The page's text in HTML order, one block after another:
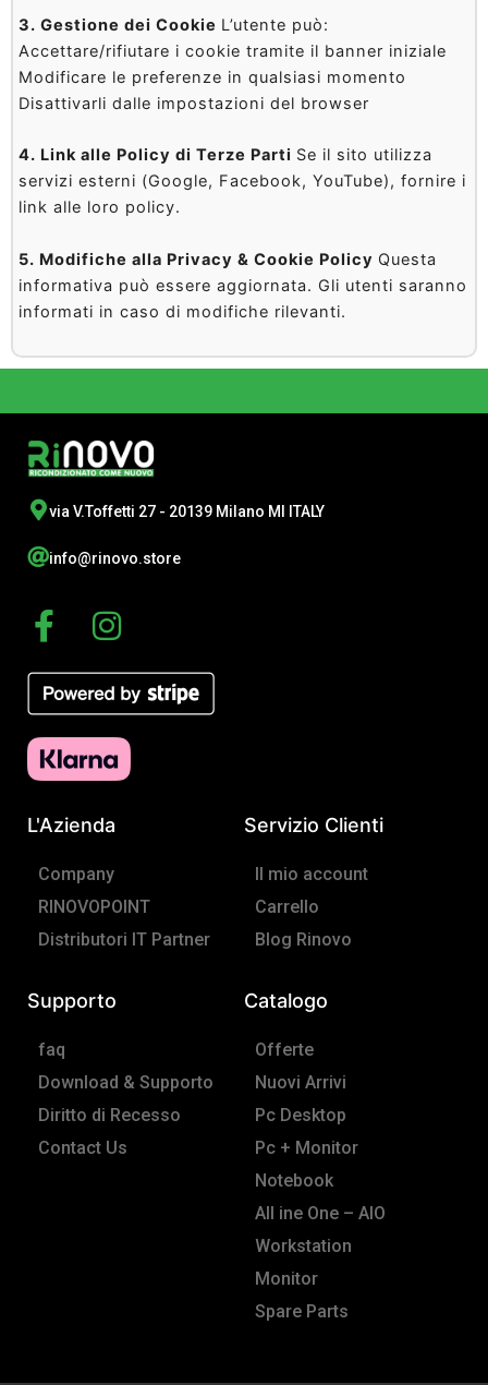
3. Gestione dei Cookie L’utente può:
Accettare/rifiutare i cookie tramite il banner iniziale
Modificare le preferenze in qualsiasi momento
Disattivarli dalle impostazioni del browser
4. Link alle Policy di Terze Parti Se il sito utilizza
servizi esterni (Google, Facebook, YouTube), fornire i
link alle loro policy.
5. Modifiche alla Privacy & Cookie Policy Questa
informativa può essere aggiornata. Gli utenti saranno
informati in caso di modifiche rilevanti.
via V.Toffetti 27 - 20139 Milano MI ITALY
info@rinovo.store
F
a
c
e
b
o
k
-
f
I
n
s
t
a
g
a
m
L'Azienda
Company
RINOVOPOINT
Distributori IT Partner
Servizio Clienti
Il mio account
Carrello
Blog Rinovo
Supporto
faq
Download & Supporto
Diritto di Recesso
Contact Us
Catalogo
Offerte
Nuovi Arrivi
Pc Desktop
Pc + Monitor
Notebook
All ine One – AIO
Workstation
Monitor
Spare Parts